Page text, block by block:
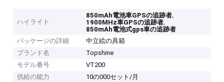
ハイライト
850mAh電池車GPSの追跡者,
1900MHz車GPSの追跡者,
850mAh電池式gps車の追跡者
パッケージの詳細
中立絵の具箱
ブランド名
Topshine
モデル番号
VT200
供給の能力
10の000セット/月